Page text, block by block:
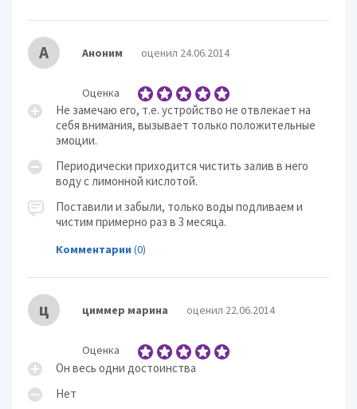
А Аноним оценил 24.06.2014
Оценка
Не замечаю его, т.е. устройство не отвлекает на
себя внимания, вызывает только положительные
эмоции.
Периодически приходится чистить залив в него
воду с лимонной кислотой.
Поставили и забыли, только воды подливаем и
чистим примерно раз в 3 месяца.
Комментарии (0)
ц циммер марина оценил 22.06.2014
Оценка
Он весь одни достоинства
Нет